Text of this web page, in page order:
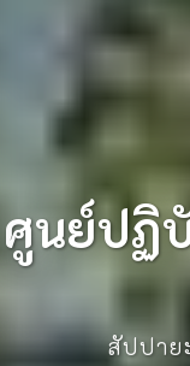
ศูนย์ปฏิ
สัปปาย